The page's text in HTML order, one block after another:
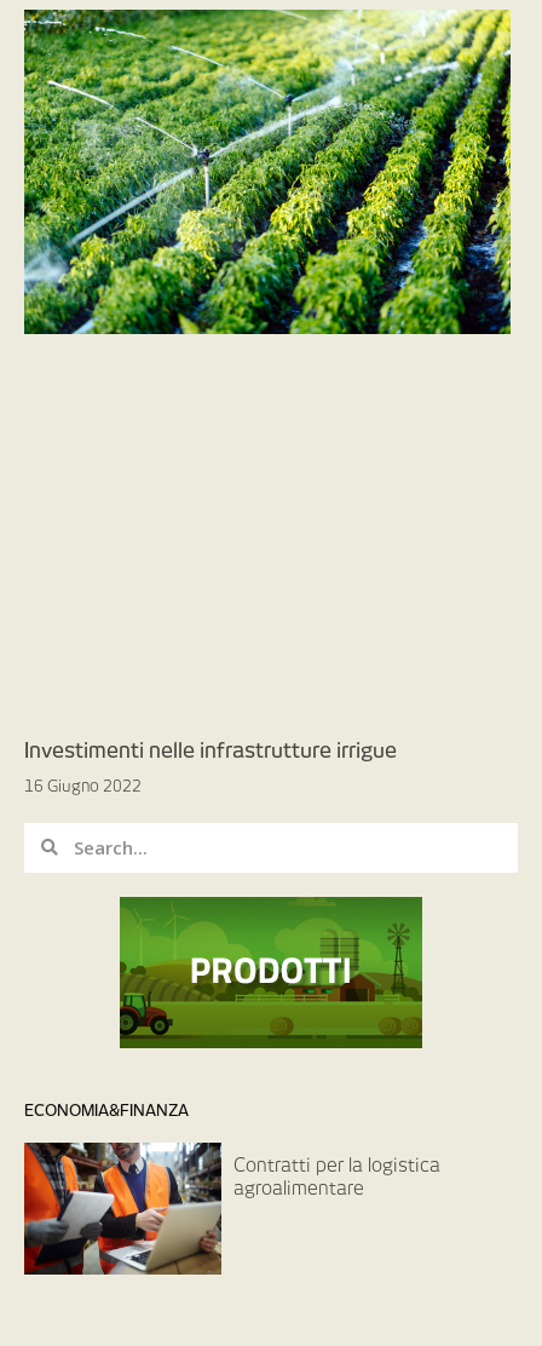
Investimenti nelle infrastrutture irrigue
16 Giugno 2022
ECONOMIA&FINANZA
Contratti per la logistica
agroalimentare